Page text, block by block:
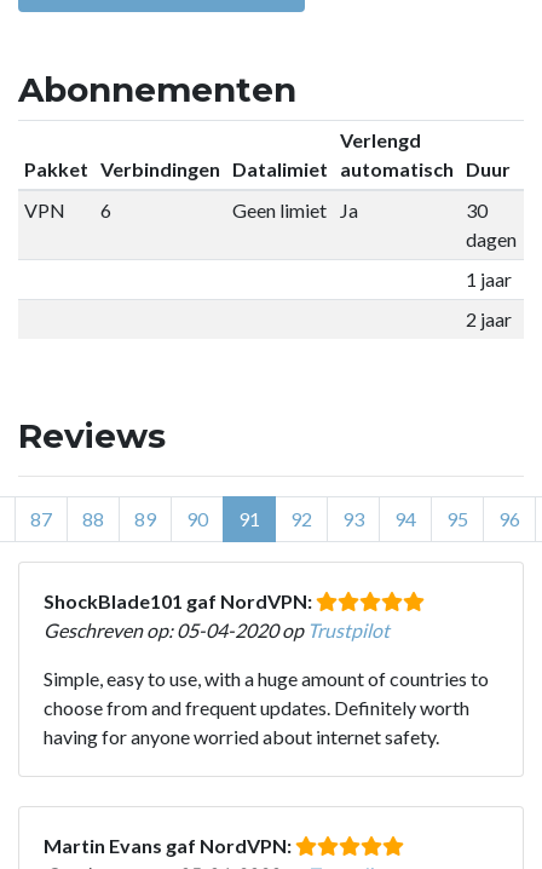
Abonnementen
Pakket Verbindingen Datalimiet
Verlengd
automatisch
Duur
VPN
6 Geen limiet Ja
30
dagen
1 jaar
2 jaar
Reviews
87 88 89 90 91 92 93 94 95 96
ShockBlade101 gaf NordVPN:
Geschreven op: 05-04-2020 op Trustpilot
Simple, easy to use, with a huge amount of countries to
choose from and frequent updates. Definitely worth
having for anyone worried about internet safety.
Martin Evans gaf NordVPN: